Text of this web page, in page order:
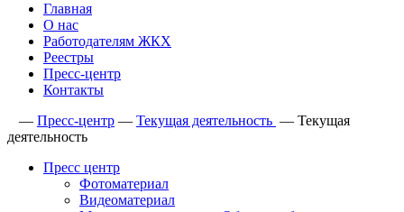
Главная
О нас
Работодателям ЖКХ
Реестры
Пресс-центр
Контакты
— Пресс-центр — Текущая деятельность — Текущая
деятельность
Пресс центр
Фотоматериал
Видеоматериал